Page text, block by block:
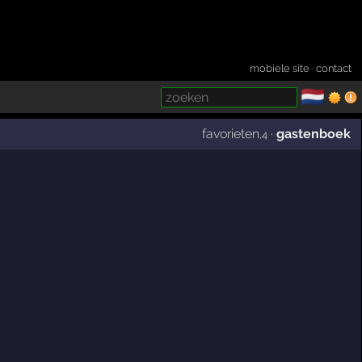
mobiele site ·contact
🇳🇱
favorieten ,4 ·gastenboek